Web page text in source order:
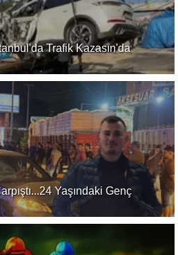
Trafik Kazasın'da
Yaşındaki Genç